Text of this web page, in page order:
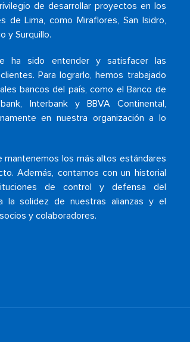
de desarrollar proyectos en los
de Lima, como Miraflores, San Isidro,
y Surquillo.
ha sido entender y satisfacer las
Para lograrlo, hemos trabajado
bancos del país, como el Banco de
Interbank y BBVA Continental,
en nuestra organización a lo
mantenemos los más altos estándares
Además, contamos con un historial
de control y defensa del
la solidez de nuestras alianzas y el
y colaboradores.